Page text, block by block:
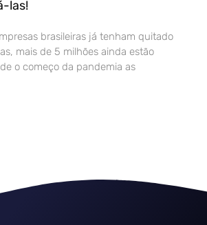
las!
brasileiras já tenham quitado
mais de 5 milhões ainda estão
o começo da pandemia as